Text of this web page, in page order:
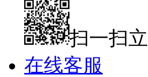
扫一扫
在线客服